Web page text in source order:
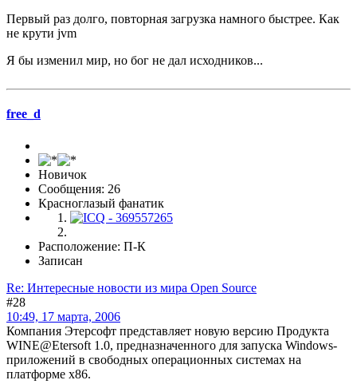
Первый раз долго, повторная загрузка намного быстрее. Как
не крути jvm
Я бы изменил мир, но бог не дал исходников...
free_d
Новичок
Сообщения: 26
Красноглазый фанатик
Расположение: П-К
Записан
Re: Интересные новости из мира Open Source
#28
10:49, 17 марта, 2006
Компания Этерсофт представляет новую версию Продукта
WINE@Etersoft 1.0, предназначенного для запуска Windows-
приложений в свободных операционных системах на
платформе x86.